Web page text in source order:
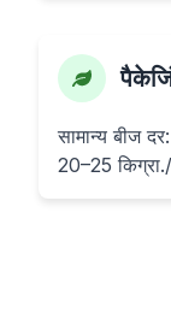
सामान्य बीज
20–25